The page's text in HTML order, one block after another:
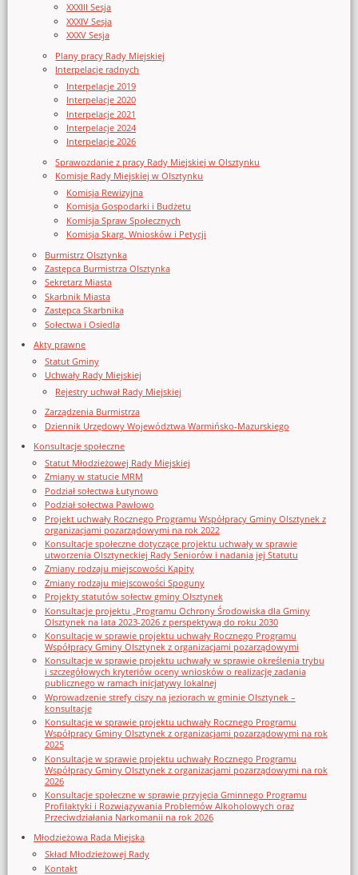
XXXIII Sesja
XXXIV Sesja
XXXV Sesja
Plany pracy Rady Miejskiej
Interpelacje radnych
Interpelacje 2019
Interpelacje 2020
Interpelacje 2021
Interpelacje 2024
Interpelacje 2026
Sprawozdanie z pracy Rady Miejskiej w Olsztynku
Komisje Rady Miejskiej w Olsztynku
Komisja Rewizyjna
Komisja Gospodarki i Budżetu
Komisja Spraw Społecznych
Komisja Skarg, Wniosków i Petycji
Burmistrz Olsztynka
Zastępca Burmistrza Olsztynka
Sekretarz Miasta
Skarbnik Miasta
Zastępca Skarbnika
Sołectwa i Osiedla
Akty prawne
Statut Gminy
Uchwały Rady Miejskiej
Rejestry uchwał Rady Miejskiej
Zarządzenia Burmistrza
Dziennik Urzędowy Województwa Warmińsko-Mazurskiego
Konsultacje społeczne
Statut Młodzieżowej Rady Miejskiej
Zmiany w statucie MRM
Podział sołectwa Łutynowo
Podział sołectwa Pawłowo
Projekt uchwały Rocznego Programu Współpracy Gminy Olsztynek z
organizacjami pozarządowymi na rok 2022
Konsultacje społeczne dotyczące projektu uchwały w sprawie
utworzenia Olsztyneckiej Rady Seniorów i nadania jej Statutu
Zmiany rodzaju miejscowości Kąpity
Zmiany rodzaju miejscowości Spoguny
Projekty statutów sołectw gminy Olsztynek
Konsultacje projektu „Programu Ochrony Środowiska dla Gminy
Olsztynek na lata 2023-2026 z perspektywą do roku 2030
Konsultacje w sprawie projektu uchwały Rocznego Programu
Współpracy Gminy Olsztynek z organizacjami pozarządowymi
Konsultacje w sprawie projektu uchwały w sprawie określenia trybu
i szczegółowych kryteriów oceny wniosków o realizację zadania
publicznego w ramach inicjatywy lokalnej
Wprowadzenie strefy ciszy na jeziorach w gminie Olsztynek –
konsultacje
Konsultacje w sprawie projektu uchwały Rocznego Programu
Współpracy Gminy Olsztynek z organizacjami pozarządowymi na rok
2025
Konsultacje w sprawie projektu uchwały Rocznego Programu
Współpracy Gminy Olsztynek z organizacjami pozarządowymi na rok
2026
Konsultacje społeczne w sprawie przyjęcia Gminnego Programu
Profilaktyki i Rozwiązywania Problemów Alkoholowych oraz
Przeciwdziałania Narkomanii na rok 2026
Młodzieżowa Rada Miejska
Skład Młodzieżowej Rady
Kontakt